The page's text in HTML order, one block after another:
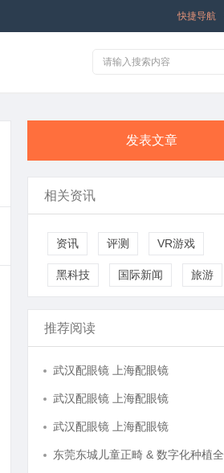
快捷导航
发表文章
相关资讯
资讯 评测 VR游戏
黑科技 国际新闻 旅游
推荐阅读
武汉配眼镜 上海配眼镜
武汉配眼镜 上海配眼镜
武汉配眼镜 上海配眼镜